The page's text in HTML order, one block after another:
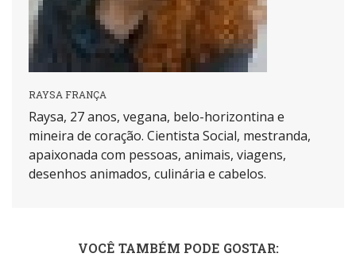
RAYSA FRANÇA
Raysa, 27 anos, vegana, belo-horizontina e
mineira de coração. Cientista Social, mestranda,
apaixonada com pessoas, animais, viagens,
desenhos animados, culinária e cabelos.
VOCÊ TAMBÉM PODE GOSTAR: